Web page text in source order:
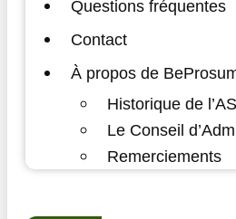
Questions fréquentes
Contact
À propos de
Historique de
Le Conseil
Remerciements